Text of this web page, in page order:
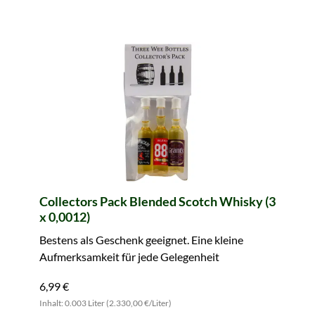
Collectors Pack Blended Scotch Whisky (3
x 0,0012)
Bestens als Geschenk geeignet. Eine kleine
Aufmerksamkeit für jede Gelegenheit
6,99 €
Inhalt: 0.003 Liter (2.330,00 €/Liter)